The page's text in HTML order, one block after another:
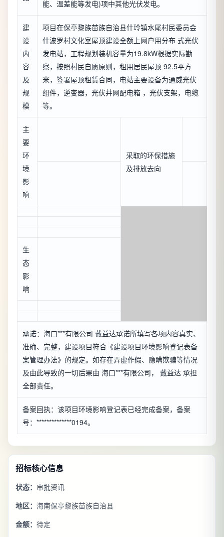
能、温差能等发电)项中其他光伏发电。
建
设
内
容
及
规
模
项目在保亭黎族苗族自治县什玲镇水尾村民委员会
什波罗村文化室屋顶建设全额上网户用分布 式光伏
发电站，工程规划装机容量为19.8kW根据实际勘
察，按照村民自愿原则，租用居民屋顶 92.5平方
米，签署屋顶租赁合同，电站主要设备为通威光伏
组件，逆变器，光伏并网配电箱 ，光伏支架，电缆
等。
主
要
环
境
影
响
采取的环保措施
及排放去向
生
态
影
响
承诺：海口***有限公司 戴益达承诺所填写各项内容真实、
准确、完整，建设项目符合《建设项目环境影响登记表备
案管理办法》的规定。如存在弄虚作假、隐瞒欺骗等情况
及由此导致的一切后果由 海口***有限公司， 戴益达 承担
全部责任。
备案回执：该项目环境影响登记表已经完成备案，备案
号：**************0194。
招标核心信息
状态： 审批资讯
地区： 海南保亭黎族苗族自治县
金额： 待定